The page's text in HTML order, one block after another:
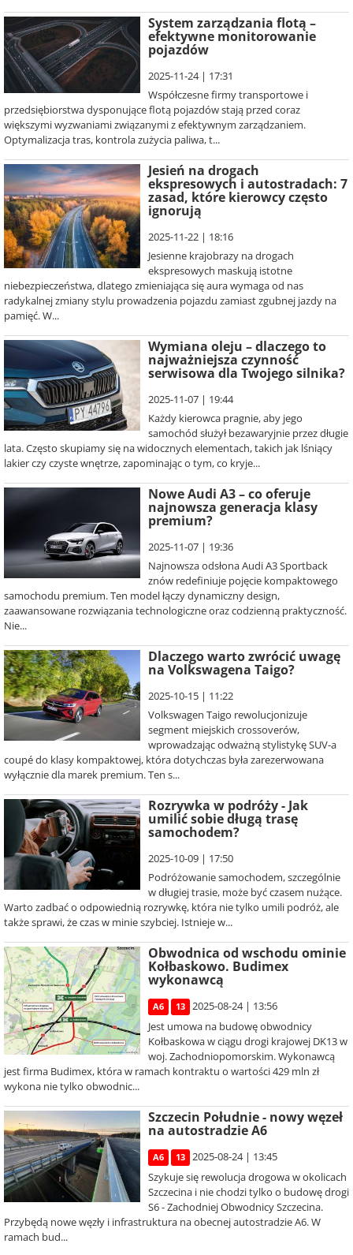
System zarządzania flotą –
efektywne monitorowanie
pojazdów
2025-11-24 | 17:31
Współczesne firmy transportowe i
przedsiębiorstwa dysponujące flotą pojazdów stają przed coraz
większymi wyzwaniami związanymi z efektywnym zarządzaniem.
Optymalizacja tras, kontrola zużycia paliwa, t...
Jesień na drogach
ekspresowych i autostradach: 7
zasad, które kierowcy często
ignorują
2025-11-22 | 18:16
Jesienne krajobrazy na drogach
ekspresowych maskują istotne
niebezpieczeństwa, dlatego zmieniająca się aura wymaga od nas
radykalnej zmiany stylu prowadzenia pojazdu zamiast zgubnej jazdy na
pamięć. W...
Wymiana oleju – dlaczego to
najważniejsza czynność
serwisowa dla Twojego silnika?
2025-11-07 | 19:44
Każdy kierowca pragnie, aby jego
samochód służył bezawaryjnie przez długie
lata. Często skupiamy się na widocznych elementach, takich jak lśniący
lakier czy czyste wnętrze, zapominając o tym, co kryje...
Nowe Audi A3 – co oferuje
najnowsza generacja klasy
premium?
2025-11-07 | 19:36
Najnowsza odsłona Audi A3 Sportback
znów redefiniuje pojęcie kompaktowego
samochodu premium. Ten model łączy dynamiczny design,
zaawansowane rozwiązania technologiczne oraz codzienną praktyczność.
Nie...
Dlaczego warto zwrócić uwagę
na Volkswagena Taigo?
2025-10-15 | 11:22
Volkswagen Taigo rewolucjonizuje
segment miejskich crossoverów,
wprowadzając odważną stylistykę SUV-a
coupé do klasy kompaktowej, która dotychczas była zarezerwowana
wyłącznie dla marek premium. Ten s...
Rozrywka w podróży - Jak
umilić sobie długą trasę
samochodem?
2025-10-09 | 17:50
Podróżowanie samochodem, szczególnie
w długiej trasie, może być czasem nużące.
Warto zadbać o odpowiednią rozrywkę, która nie tylko umili podróż, ale
także sprawi, że czas w minie szybciej. Istnieje w...
Obwodnica od wschodu ominie
Kołbaskowo. Budimex
wykonawcą
A6 13
2025-08-24 | 13:56
Jest umowa na budowę obwodnicy
Kołbaskowa w ciągu drogi krajowej DK13 w
woj. Zachodniopomorskim. Wykonawcą
jest firma Budimex, która w ramach kontraktu o wartości 429 mln zł
wykona nie tylko obwodnic...
Szczecin Południe - nowy węzeł
na autostradzie A6
A6 13
2025-08-24 | 13:45
Szykuje się rewolucja drogowa w okolicach
Szczecina i nie chodzi tylko o budowę drogi
S6 - Zachodniej Obwodnicy Szczecina.
Przybędą nowe węzły i infrastruktura na obecnej autostradzie A6. W
ramach bud...